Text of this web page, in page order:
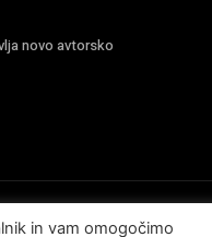
novo avtorsko
in vam omogočimo